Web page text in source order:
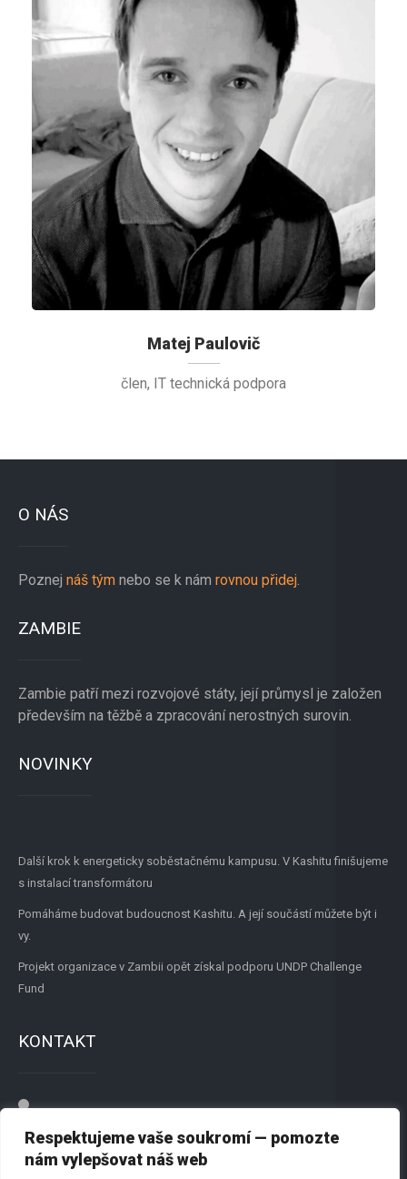
Respektujeme vaše soukromí — pomozte
nám vylepšovat náš web
Matej Paulovič
člen, IT technická podpora
O NÁS
Poznej náš tým nebo se k nám rovnou přidej.
ZAMBIE
Zambie patří mezi rozvojové státy, její průmysl je založen
především na těžbě a zpracování nerostných surovin.
NOVINKY
Další krok k energeticky soběstačnému kampusu. V Kashitu finišujeme
s instalací transformátoru
Pomáháme budovat budoucnost Kashitu. A její součástí můžete být i
vy.
Projekt organizace v Zambii opět získal podporu UNDP Challenge
Fund
KONTAKT
Přátelé New Renato, z.s.
Dvořišťská 1244, 198 00 Praha 9